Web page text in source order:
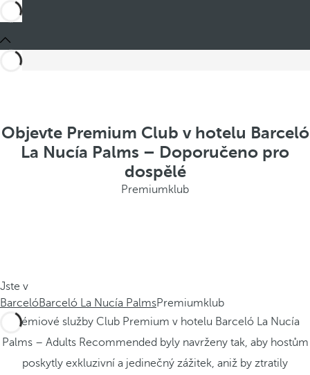
Objevte Premium Club v hotelu Barceló
La Nucía Palms – Doporučeno pro
dospělé
Premiumklub
Jste v
BarcelóBarceló La Nucía PalmsPremiumklub
Prémiové služby Club Premium v hotelu Barceló La Nucía
Palms – Adults Recommended byly navrženy tak, aby hostům
poskytly exkluzivní a jedinečný zážitek, aniž by ztratily